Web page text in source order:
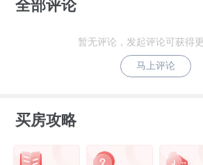
全部评论
暂无评论，发起评论可获得
马上评论
买房攻略